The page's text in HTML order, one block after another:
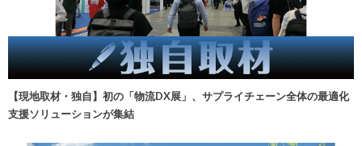
【現地取材・独自】初の「物流DX展」、サプライチェーン全体の最適化
支援ソリューションが集結